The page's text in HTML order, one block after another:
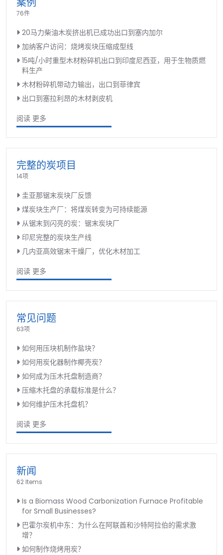
76件
20马力柴油木炭挤出机已成功出口到塞内加尔
加纳客户访问：烧烤炭块压缩成型线
15吨/小时重型木材粉碎机出口到印度尼西亚，用于生物质燃
料生产
木材粉碎机带动力输出，出口到菲律宾
出口到塞拉利昂的木材剥皮机
阅读 更多
完整的炭项目
14项
圭亚那锯末炭块厂反馈
煤炭块生产厂：将煤炭转变为可持续能源
从锯末到闪亮的炭：锯末炭块厂
印尼完整的炭块生产线
几内亚高效锯末干燥厂，优化木材加工
阅读 更多
常见问题
63项
如何用压块机制作盐块？
如何用炭化器制作椰壳炭？
如何成为压木托盘制造商？
压缩木托盘的承载标准是什么？
如何维护压木托盘机？
阅读 更多
新闻
62 Items
Is a Biomass Wood Carbonization Furnace Profitable
for Small Businesses?
巴霍尔炭机中东：为什么在阿联酋和沙特阿拉伯的需求激
增？
如何制作烧烤用炭？